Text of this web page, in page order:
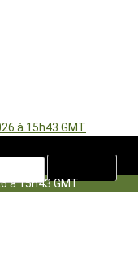
à 15h43 GMT
à 15h43 GMT